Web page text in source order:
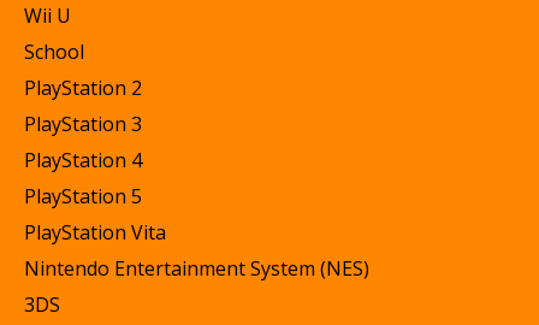
Wii U
School
PlayStation 2
PlayStation 3
PlayStation 4
PlayStation 5
PlayStation Vita
Nintendo Entertainment System (NES)
3DS